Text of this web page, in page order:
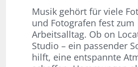
Musik gehört für viele
und Fotografen fest zum
Arbeitsalltag. Ob on
Studio – ein passender
hilft, eine entspannte